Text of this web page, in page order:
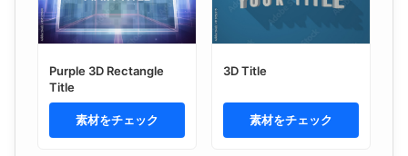
Purple 3D Rectangle
Title
素材をチェック
3D Title
素材をチェック